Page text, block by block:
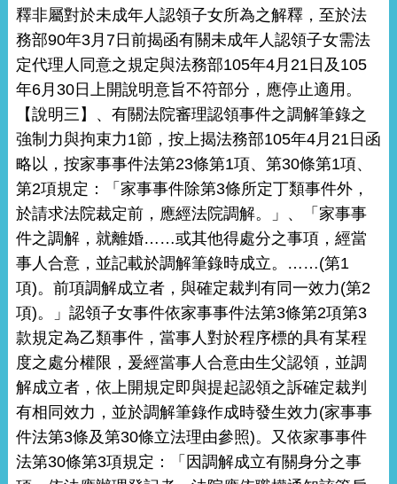
釋非屬對於未成年人認領子女所為之解釋，至於法
務部90年3月7日前揭函有關未成年人認領子女需法
定代理人同意之規定與法務部105年4月21日及105
年6月30日上開說明意旨不符部分，應停止適用。
【說明三】、有關法院審理認領事件之調解筆錄之
強制力與拘束力1節，按上揭法務部105年4月21日函
略以，按家事事件法第23條第1項、第30條第1項、
第2項規定：「家事事件除第3條所定丁類事件外，
於請求法院裁定前，應經法院調解。」、「家事事
件之調解，就離婚……或其他得處分之事項，經當
事人合意，並記載於調解筆錄時成立。……(第1
項)。前項調解成立者，與確定裁判有同一效力(第2
項)。」認領子女事件依家事事件法第3條第2項第3
款規定為乙類事件，當事人對於程序標的具有某程
度之處分權限，爰經當事人合意由生父認領，並調
解成立者，依上開規定即與提起認領之訴確定裁判
有相同效力，並於調解筆錄作成時發生效力(家事事
件法第3條及第30條立法理由參照)。又依家事事件
法第30條第3項規定：「因調解成立有關身分之事